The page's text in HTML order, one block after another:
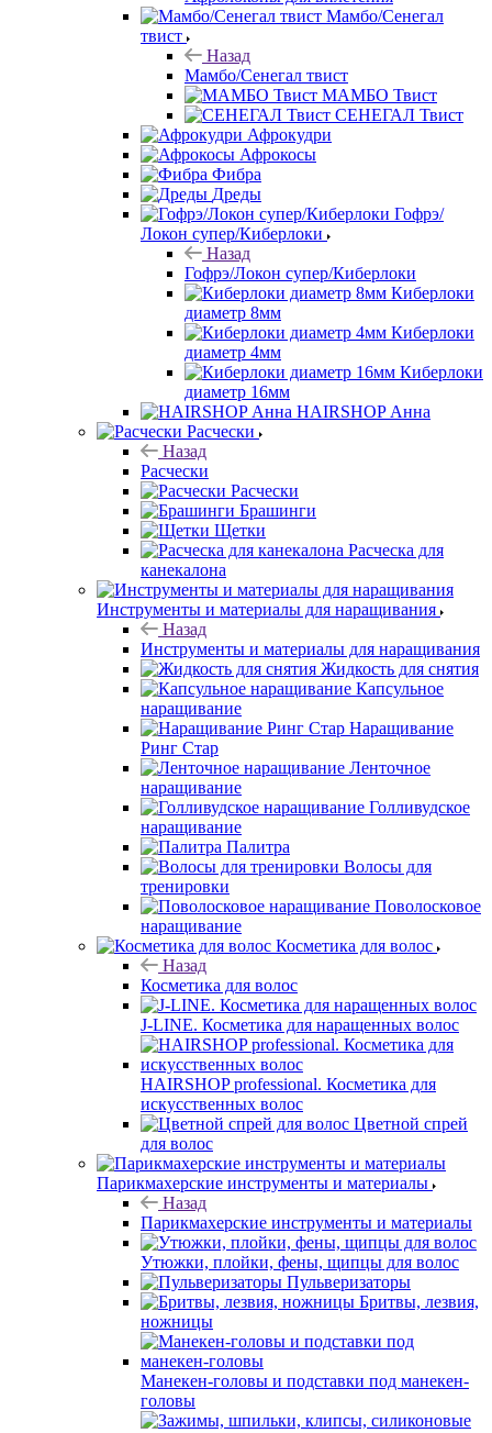
Мамбо/Сенегал
твист
Назад
Мамбо/Сенегал твист
МАМБО Твист
СЕНЕГАЛ Твист
Афрокудри
Афрокосы
Фибра
Дреды
Гофрэ/
Локон супер/Киберлоки
Назад
Гофрэ/Локон супер/Киберлоки
Киберлоки
диаметр 8мм
Киберлоки
диаметр 4мм
Киберлоки
диаметр 16мм
HAIRSHOP Анна
Расчески
Назад
Расчески
Расчески
Брашинги
Щетки
Расческа для
канекалона
Инструменты и материалы для наращивания
Назад
Инструменты и материалы для наращивания
Жидкость для снятия
Капсульное
наращивание
Наращивание
Ринг Стар
Ленточное
наращивание
Голливудское
наращивание
Палитра
Волосы для
тренировки
Поволосковое
наращивание
Косметика для волос
Назад
Косметика для волос
J-LINE. Косметика для наращенных волос
HAIRSHOP professional. Косметика для
искусственных волос
Цветной спрей
для волос
Парикмахерские инструменты и материалы
Назад
Парикмахерские инструменты и материалы
Утюжки, плойки, фены, щипцы для волос
Пульверизаторы
Бритвы, лезвия,
ножницы
Манекен-головы и подставки под манекен-
головы